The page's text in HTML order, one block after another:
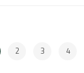
2 3 4